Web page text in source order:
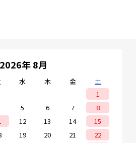
2026年 8月
水 木 金
土
1
5 6 7
8
12 13 14
15
19 20 21
22